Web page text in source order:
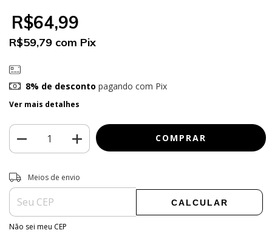
R$64,99
R$59,79 com Pix
8% de desconto pagando com Pix
Ver mais detalhes
Entregas para o CEP:
Meios de envio
CALCULAR
Não sei meu CEP